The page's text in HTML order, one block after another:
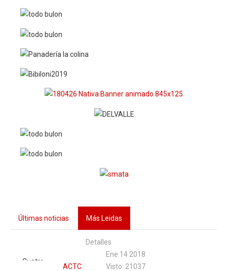
Últimas noticias Más Leidas
Cuatro
ACTC
Detalles
Ene 14 2018
Visto: 21037